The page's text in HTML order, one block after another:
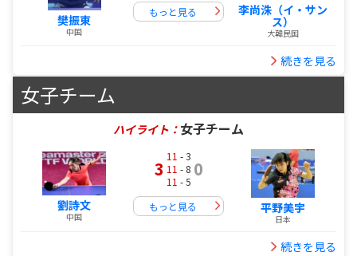
樊振東
中国
もっと見る 李尚洙（イ・サン
ス）
大韓民国
続きを見る
女子チーム
ハイライト： 女子チーム
劉詩文
中国
3
11 - 3
11 - 8
11 - 5
0
もっと見る 平野美宇
日本
続きを見る